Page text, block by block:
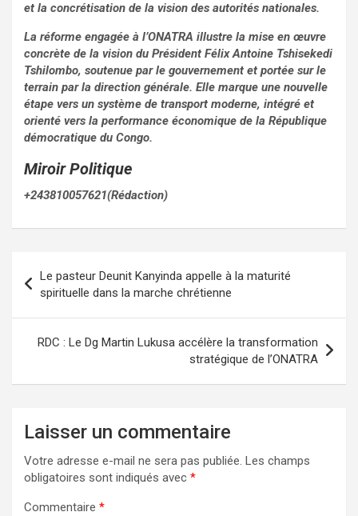
et la concrétisation de la vision des autorités nationales.
La réforme engagée à l’ONATRA illustre la mise en œuvre
concrète de la vision du Président Félix Antoine Tshisekedi
Tshilombo, soutenue par le gouvernement et portée sur le
terrain par la direction générale. Elle marque une nouvelle
étape vers un système de transport moderne, intégré et
orienté vers la performance économique de la République
démocratique du Congo.
Miroir Politique
+243810057621(Rédaction)
de
l’article
Le pasteur Deunit Kanyinda appelle à la maturité
spirituelle dans la marche chrétienne
RDC : Le Dg Martin Lukusa accélère la transformation
stratégique de l’ONATRA
Laisser un commentaire
Votre adresse e-mail ne sera pas publiée. Les champs
obligatoires sont indiqués avec *
Commentaire *